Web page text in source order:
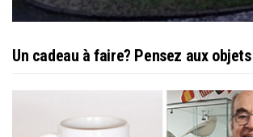
Un cadeau à faire? Pensez aux